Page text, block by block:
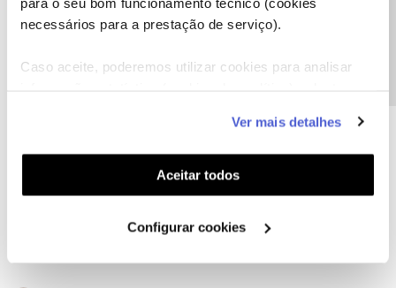
necessários para a prestação de serviço).
Caso aceite, poderemos utilizar cookies para analisar
funcionalidades (cookies de personalização e
funcionalidade) e adaptar anúncios aos seus interesses
(cookies de publicidade personalizada). Pode gerir a
utilização dos cookies clicando em "Configurar
Ver mais detalhes
Aceitar todos
Configurar cookies
Ana P. Forum|Forum|5 years ago
Quando se liga à sua rede tem alguma indicação com “5G”?
Ajude a comunidade a encontrar informação relevante. Marque